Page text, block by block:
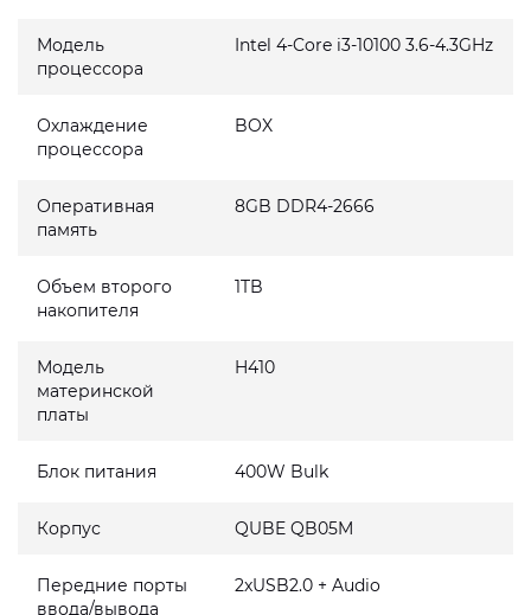
Модель
процессора
Intel 4-Core i3-10100 3.6-4.3GHz
Охлаждение
процессора
BOX
Оперативная
память
8GB DDR4-2666
Объем второго
накопителя
1TB
Модель
материнской
платы
H410
Блок питания 400W Bulk
Корпус QUBE QB05M
Передние порты
ввода/вывода
2xUSB2.0 + Audio